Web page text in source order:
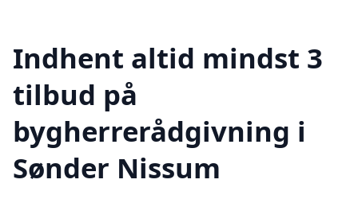
Indhent altid mindst 3
tilbud på
bygherrerådgivning i
Sønder Nissum